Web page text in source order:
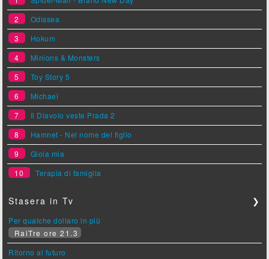
2
Odissea
3
Hokum
4
Minions & Monsters
5
Toy Story 5
6
Michael
7
Il Diavolo veste Prada 2
8
Hamnet - Nel nome del figlio
9
Gioia mia
10
Terapia di famiglia
Stasera in Tv ❯
Per qualche dollaro in più
RaiTre ore 21.3
Ritorno al futuro